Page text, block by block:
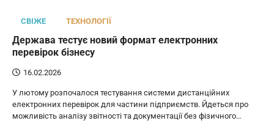
СВІЖЕ ТЕХНОЛОГІЇ
Держава тестує новий формат електронних
перевірок бізнесу
16.02.2026
У лютому розпочалося тестування системи дистанційних
електронних перевірок для частини підприємств. Йдеться про
можливість аналізу звітності та документації без фізичного…